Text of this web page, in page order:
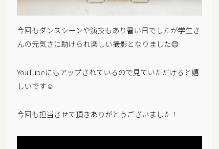
今回もダンスシーンや演技もあり暑い日でしたが学生さ
んの元気さに助けられ楽しい撮影となりました😊
YouTubeにもアップされているので見ていただけると嬉
しいです☺️
今回も担当させて頂きありがとうございました！